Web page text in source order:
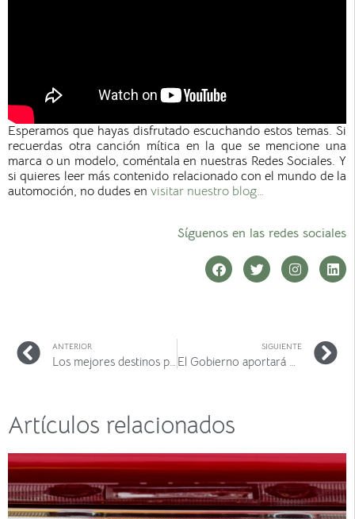
Esperamos que hayas disfrutado escuchando estos temas. Si
recuerdas otra canción mítica en la que se mencione una
marca o un modelo, coméntala en nuestras Redes Sociales. Y
si quieres leer más contenido relacionado con el mundo de la
automoción, no dudes en visitar nuestro blog…
Síguenos en las redes sociales
ANTERIOR
Los mejores destinos para visitar este otoño en España
SIGUIENTE
El Gobierno aportará un presupuesto de 50 millones de euros destinados a las flotas de empresas
Artículos relacionados